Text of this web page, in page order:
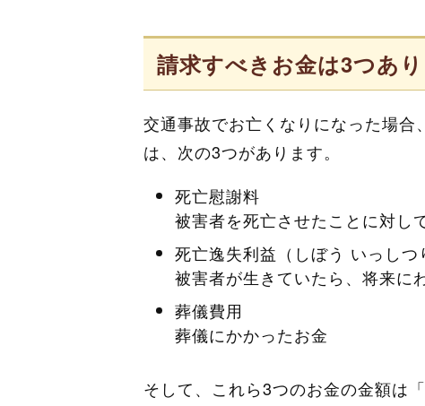
請求すべきお金は3つあ
交通事故でお亡くなりになった場
は、次の3つがあります。
死亡慰謝料
被害者を死亡させたことに対し
死亡逸失利益（しぼう いっしつ
被害者が生きていたら、将来に
葬儀費用
葬儀にかかったお金
そして、これら3つのお金の金額は